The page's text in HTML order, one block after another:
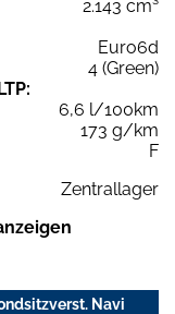
2.143 cm³
Euro6d
4 (Green)
6,6 l/100km
173 g/km
F
Zentrallager
Navi